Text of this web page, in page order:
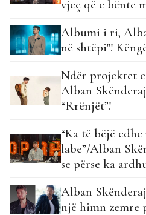
vjeç që e bënte
Albumi i ri,
në shtëpi"!
Ndër projektet
Alban
“Rrënjët”!
“Ka të bëjë
labe”/Alban
se përse ka
Alban
një himn zemre